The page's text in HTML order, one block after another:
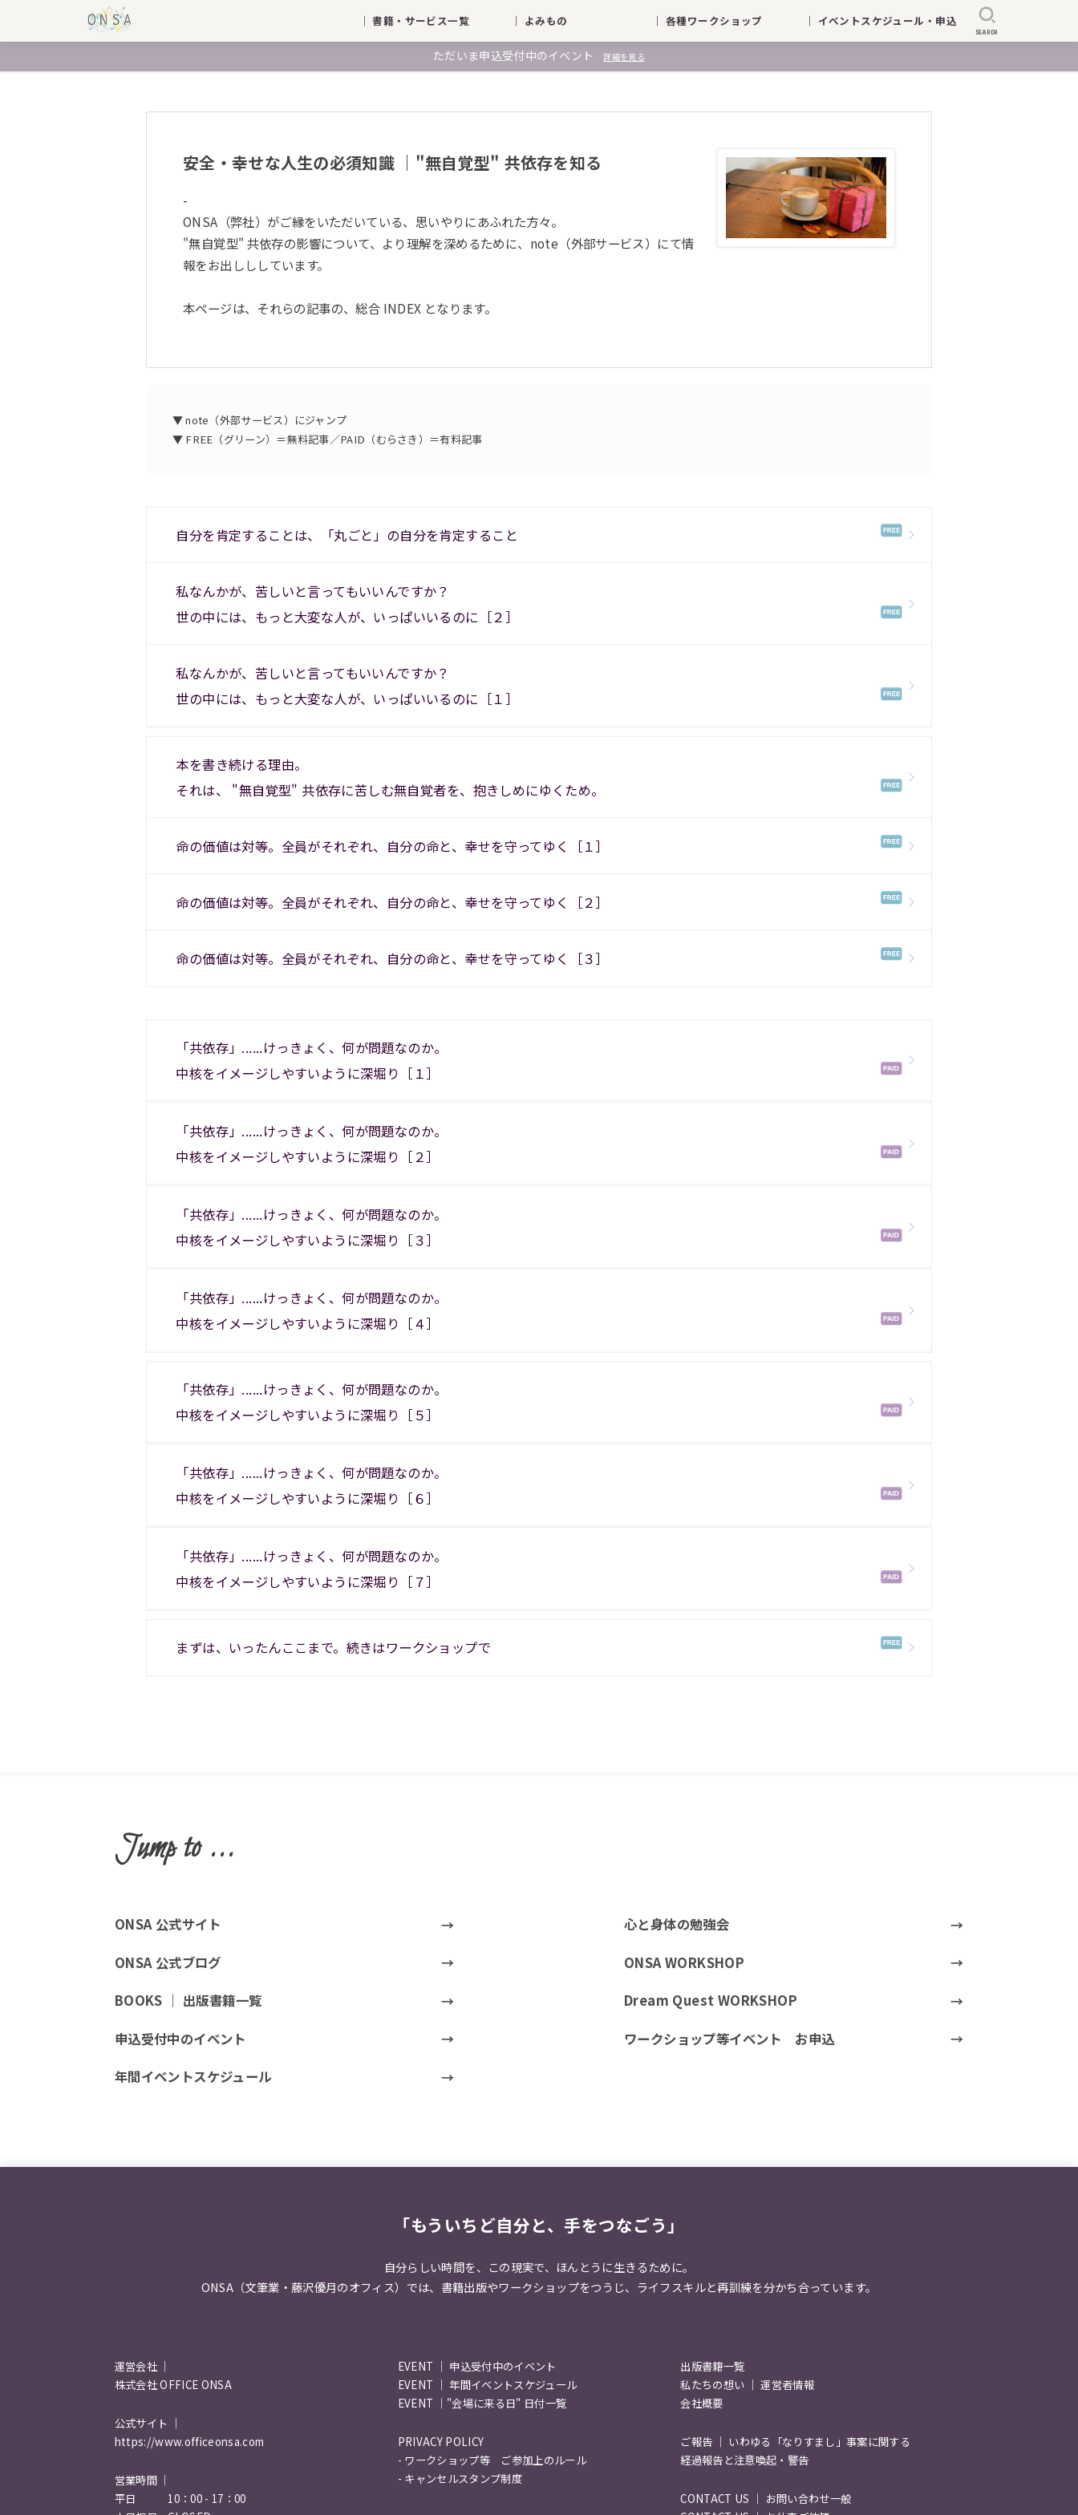
｜ 書籍・サービス一覧 ｜ よみもの ｜ 各種ワークショップ ｜ イベントスケジュール・申込
SEARCH
ただいま申込受付中のイベント 詳細を見る
安全・幸せな人生の必須知識 ｜"無自覚型" 共依存を知る
-
ONSA（弊社）がご縁をいただいている、思いやりにあふれた方々。
"無自覚型" 共依存の影響について、より理解を深めるために、note（外部サービス）にて情
報をお出しししています。
本ページは、それらの記事の、総合 INDEX となります。
▼ note（外部サービス）にジャンプ
▼ FREE（グリーン）＝無料記事／PAID（むらさき）＝有料記事
自分を肯定することは、「丸ごと」の自分を肯定すること
私なんかが、苦しいと言ってもいいんですか？
世の中には、もっと大変な人が、いっぱいいるのに［２］
私なんかが、苦しいと言ってもいいんですか？
世の中には、もっと大変な人が、いっぱいいるのに［１］
本を書き続ける理由。
それは、 "無自覚型" 共依存に苦しむ無自覚者を、抱きしめにゆくため。
命の価値は対等。全員がそれぞれ、自分の命と、幸せを守ってゆく［１］
命の価値は対等。全員がそれぞれ、自分の命と、幸せを守ってゆく［２］
命の価値は対等。全員がそれぞれ、自分の命と、幸せを守ってゆく［３］
「共依存」......けっきょく、何が問題なのか。
中核をイメージしやすいように深堀り［１］
「共依存」......けっきょく、何が問題なのか。
中核をイメージしやすいように深堀り［２］
「共依存」......けっきょく、何が問題なのか。
中核をイメージしやすいように深堀り［３］
「共依存」......けっきょく、何が問題なのか。
中核をイメージしやすいように深堀り［４］
「共依存」......けっきょく、何が問題なのか。
中核をイメージしやすいように深堀り［５］
「共依存」......けっきょく、何が問題なのか。
中核をイメージしやすいように深堀り［６］
「共依存」......けっきょく、何が問題なのか。
中核をイメージしやすいように深堀り［７］
まずは、いったんここまで。続きはワークショップで
Jump to ...
ONSA 公式サイト
ONSA 公式ブログ
BOOKS ｜ 出版書籍一覧
心と身体の勉強会
ONSA WORKSHOP
Dream Quest WORKSHOP
申込受付中のイベント
年間イベントスケジュール
ワークショップ等イベント お申込
「もういちど自分と、手をつなごう」
自分らしい時間を、この現実で、 ほんとうに生きるために。
ONSA（文筆業・藤沢優月のオフィス）では、 書籍出版やワークショップをつうじ、 ライフスキルと再訓練を分かち合っています。
運営会社 ｜
株式会社 OFFICE ONSA
公式サイト ｜
https://www.officeonsa.com
営業時間 ｜
平日 10：00 - 17：00
EVENT ｜ 申込受付中のイベント
EVENT ｜ 年間イベントスケジュール
EVENT ｜"会場に来る日" 日付一覧
PRIVACY POLICY
- ワークショップ等 ご参加上のルール
- キャンセルスタンプ制度
出版書籍一覧
私たちの想い ｜ 運営者情報
会社概要
ご報告 ｜ いわゆる「なりすまし」事案に関する
経過報告と注意喚起・警告
CONTACT US ｜ お問い合わせ一般